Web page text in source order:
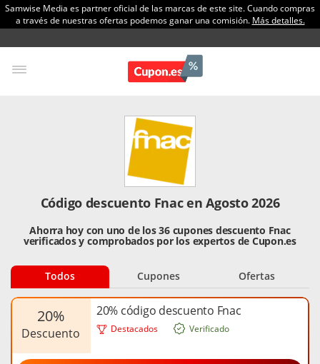
Samwise Media es partner oficial de las marcas de este site. Cuando compras
a través de nuestras ofertas podemos ganar una comisión. Más detalles.
Código descuento Fnac en Agosto 2026
Ahorra hoy con uno de los 36 cupones descuento Fnac
verificados y comprobados por los expertos de Cupon.es
Todos Cupones Ofertas
Destacados
20%
descuento
20% código descuento Fnac
Verificado